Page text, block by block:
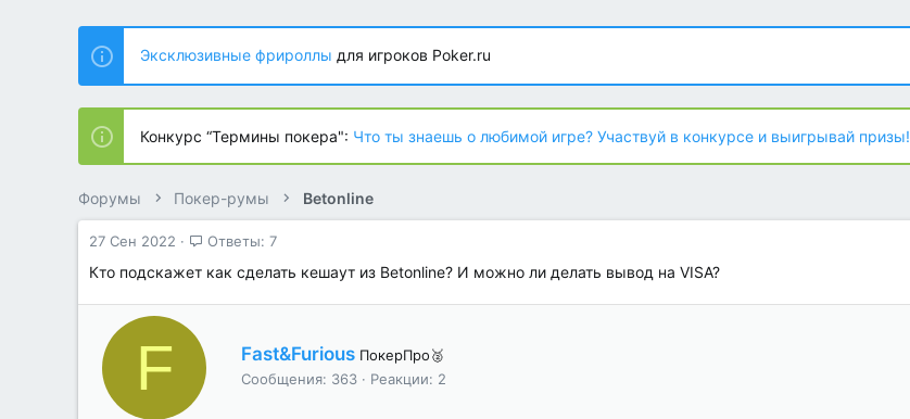
т
о
р
т
е
м
ы
т
н
а
ч
л
а
Эксклюзивные фрироллы для игроков Poker.ru
Конкурс “Термины покера": Что ты знаешь о любимой игре? Участвуй в конкурсе и выигрывай призы!
Форумы Покер-румы Betonline
27 Сен 2022 Ответы: 7
Кто подскажет как сделать кешаут из Betonline? И можно ли делать вывод на VISA?
F
А
в
т
Fast&Furious ПокерПро🥈
Сообщения 363 Реакции 2